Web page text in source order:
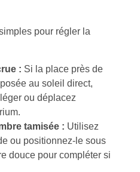
pour régler la
: Si la place près de
au soleil direct,
ou déplacez
tamisée : Utilisez
ou positionnez-le sous
douce pour compléter si